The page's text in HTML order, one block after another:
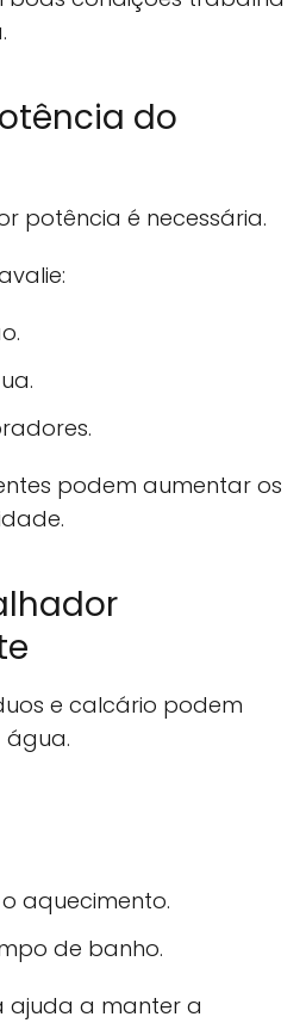
do
potência é necessária.
podem aumentar os
e calcário podem
aquecimento.
de banho.
ajuda a manter a